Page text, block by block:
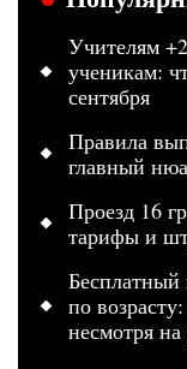
Учителям
ученикам:
сентября
Правила
главный
Проезд 16
тарифы и
Бесплатный
по
несмотря на